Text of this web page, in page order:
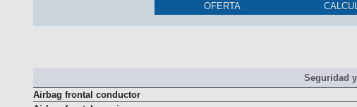
OFERTA
Seguridad
Airbag frontal conductor